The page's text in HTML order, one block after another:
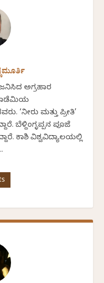
ಅಗ್ರಹಾರ
‘ನೀರು ಮತ್ತು ಪ್ರೀತಿ’
ಬೆಳ್ದಿಂಗ್ಳಪ್ಪನ ಪೂಜೆ
ಕಾಶಿ ವಿಶ್ವವಿದ್ಯಾಲಯಲ್ಲಿ